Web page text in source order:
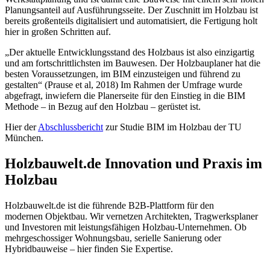
Planungsanteil auf Ausführungsseite. Der Zuschnitt im Holzbau ist
bereits großenteils digitalisiert und automatisiert, die Fertigung holt
hier in großen Schritten auf.
„Der aktuelle Entwicklungsstand des Holzbaus ist also einzigartig
und am fortschrittlichsten im Bauwesen. Der Holzbauplaner hat die
besten Voraussetzungen, im BIM einzusteigen und führend zu
gestalten“ (Prause et al, 2018) Im Rahmen der Umfrage wurde
abgefragt, inwiefern die Planerseite für den Einstieg in die BIM
Methode – in Bezug auf den Holzbau – gerüstet ist.
Hier derAbschlussbericht zur Studie BIM im Holzbau der TU
München.
Holzbauwelt.de Innovation und Praxis im
Holzbau
Holzbauwelt.de ist die führende B2B-Plattform für den
modernen Objektbau. Wir vernetzen Architekten, Tragwerksplaner
und Investoren mit leistungsfähigen Holzbau-Unternehmen. Ob
mehrgeschossiger Wohnungsbau, serielle Sanierung oder
Hybridbauweise – hier finden Sie Expertise.